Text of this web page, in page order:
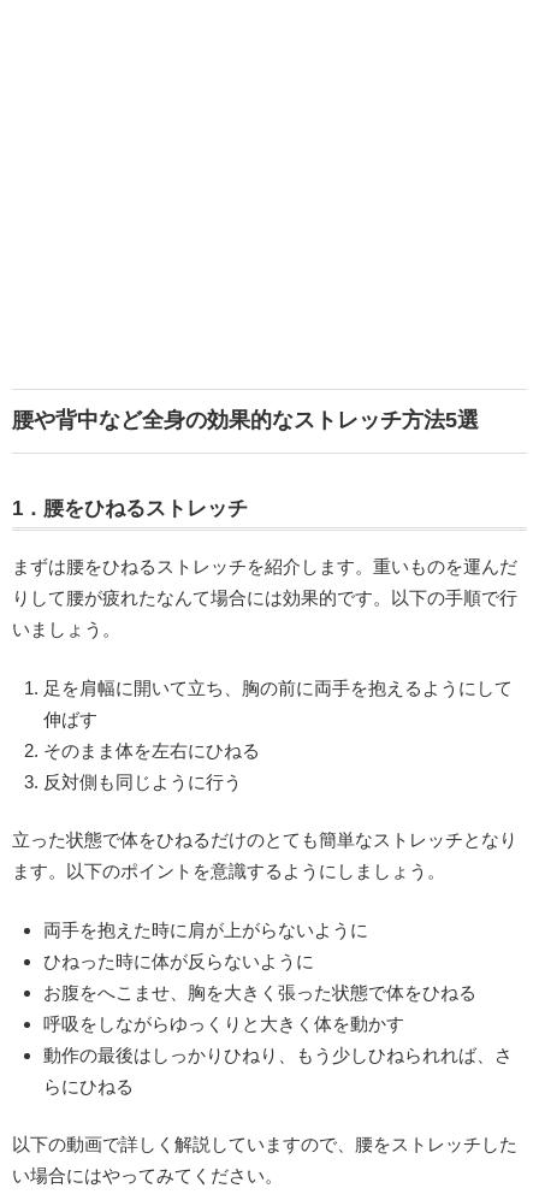
腰や背中など全身の効果的なストレッチ方法5選
1．腰をひねるストレッチ
まずは腰をひねるストレッチを紹介します。重いものを運んだ
りして腰が疲れたなんて場合には効果的です。以下の手順で行
いましょう。
足を肩幅に開いて立ち、胸の前に両手を抱えるようにして
伸ばす
そのまま体を左右にひねる
反対側も同じように行う
立った状態で体をひねるだけのとても簡単なストレッチとなり
ます。以下のポイントを意識するようにしましょう。
両手を抱えた時に肩が上がらないように
ひねった時に体が反らないように
お腹をへこませ、胸を大きく張った状態で体をひねる
呼吸をしながらゆっくりと大きく体を動かす
動作の最後はしっかりひねり、もう少しひねられれば、さ
らにひねる
以下の動画で詳しく解説していますので、腰をストレッチした
い場合にはやってみてください。